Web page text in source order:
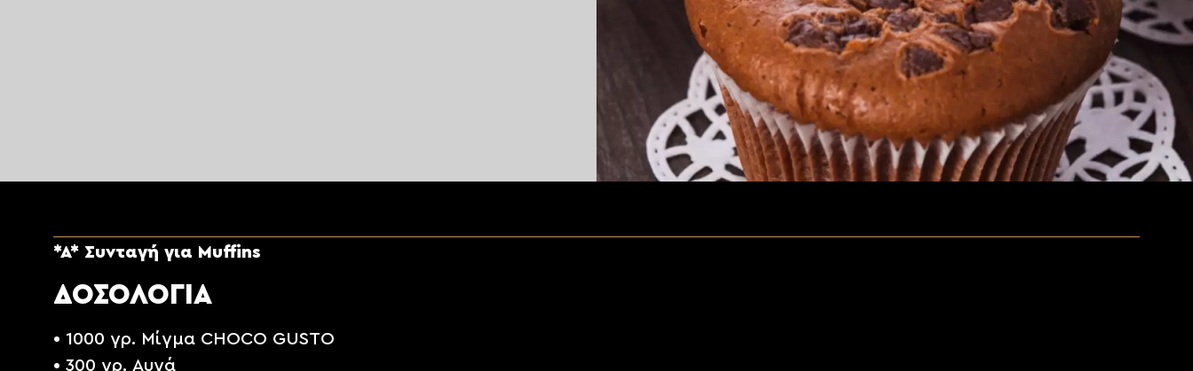
*Α* Συνταγή για Muffins
ΔΟΣΟΛΟΓΙΑ
• 1000 γρ. Μίγμα CHOCO GUSTO
• 300 γρ. Αυγά